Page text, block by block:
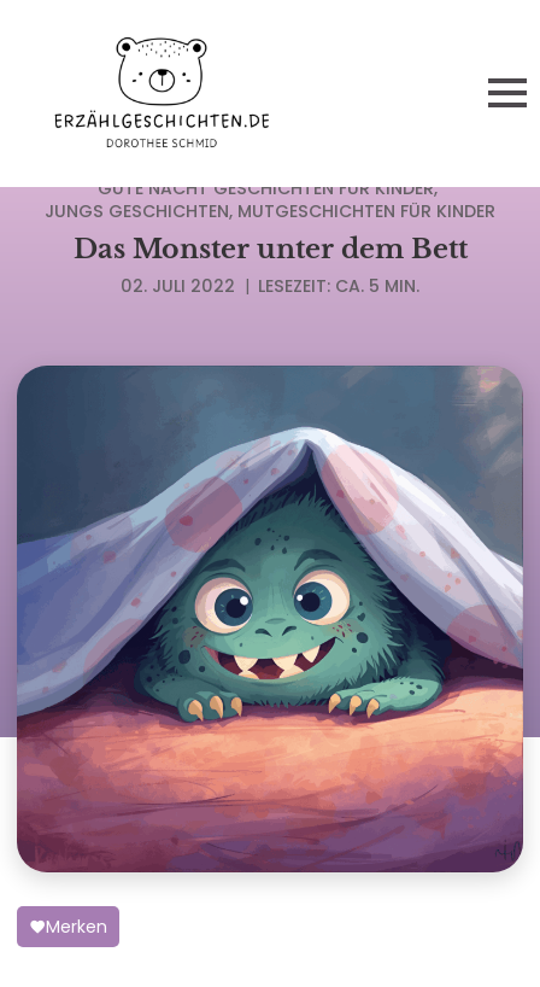
GUTE NACHT GESCHICHTEN FÜR KINDER
JUNGS GESCHICHTEN MUTGESCHICHTEN FÜR KINDER
Das Monster unter dem Bett
02. JULI 2022 | LESEZEIT: CA. 5 MIN.
Merken